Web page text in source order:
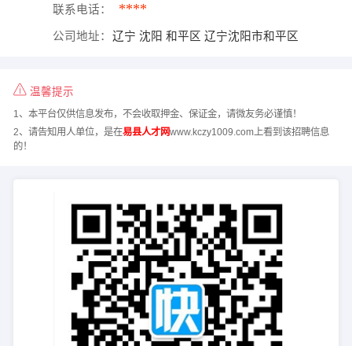
联系电话： ****
公司地址： 辽宁 沈阳 和平区 辽宁沈阳市和平区
温馨提示
1、本平台仅供信息发布，不会收取押金、保证金，请微友务必谨慎！
2、请告知用人单位，是在易县人才网www.kczy1009.com上看到该招聘信息
的！